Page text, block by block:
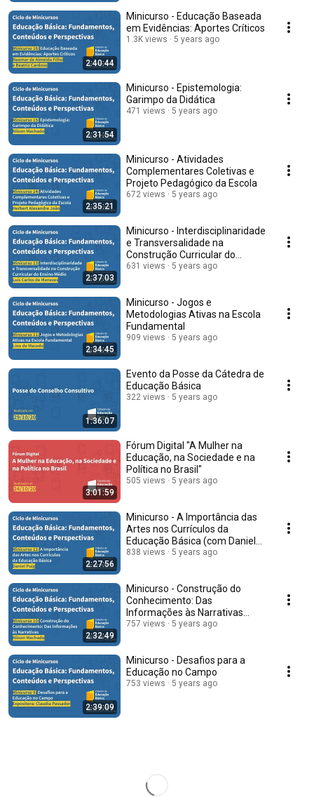
2:40:44
Minicurso - Educação Baseada
em Evidências: Aportes Críticos
1.3K views 5 years ago
2:31:54
Minicurso - Epistemologia:
Garimpo da Didática
471 views 5 years ago
2:35:21
Minicurso - Atividades
Complementares Coletivas e
Projeto Pedagógico da Escola
672 views 5 years ago
2:37:03
Minicurso - Interdisciplinaridade
e Transversalidade na
Construção Curricular do
Ensino Médio
631 views 5 years ago
2:34:45
Minicurso - Jogos e
Metodologias Ativas na Escola
Fundamental
909 views 5 years ago
1:36:07
Evento da Posse da Cátedra de
Educação Básica
322 views 5 years ago
3:01:59
Fórum Digital "A Mulher na
Educação, na Sociedade e na
Política no Brasil"
505 views 5 years ago
2:27:56
Minicurso - A Importância das
Artes nos Currículos da
Educação Básica (com Daniel
Puig)
838 views 5 years ago
2:32:49
Minicurso - Construção do
Conhecimento: Das
Informações às Narrativas
(com Nílson Machado)
757 views 5 years ago
2:39:09
Minicurso - Desafios para a
Educação no Campo
753 views 5 years ago